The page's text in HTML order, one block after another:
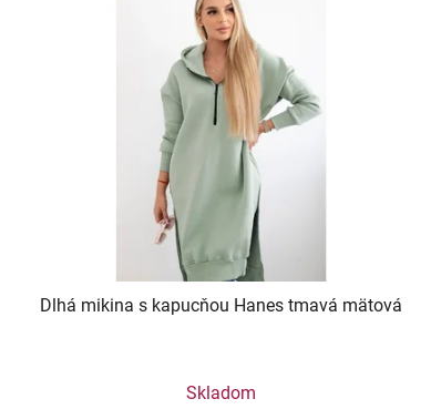
Dlhá mikina s kapucňou Hanes tmavá mätová
Skladom